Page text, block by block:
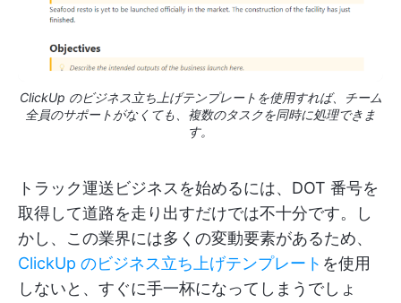
ClickUp のビジネス立ち上げテンプレートを使用すれば、チーム
全員のサポートがなくても、複数のタスクを同時に処理できま
す。
トラック運送ビジネスを始めるには、DOT 番号を
取得して道路を走り出すだけでは不十分です。し
かし、この業界には多くの変動要素があるため、
ClickUp のビジネス立ち上げテンプレート を使用
しないと、すぐに手一杯になってしまうでしょ